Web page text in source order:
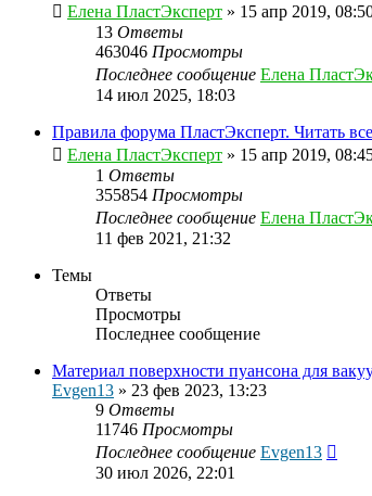
Елена ПластЭксперт » 15 апр 2019,
13 Ответы
463046 Просмотры
Последнее сообщение Елена
14 июл 2025, 18:03
Правила форума ПластЭксперт. Читать
Елена ПластЭксперт » 15 апр 2019,
1 Ответы
355854 Просмотры
Последнее сообщение Елена
11 фев 2021, 21:32
Темы
Ответы
Просмотры
Последнее сообщение
Материал поверхности пуансона для
Evgen13 » 23 фев 2023, 13:23
9 Ответы
11746 Просмотры
Последнее сообщение Evgen13
30 июл 2026, 22:01